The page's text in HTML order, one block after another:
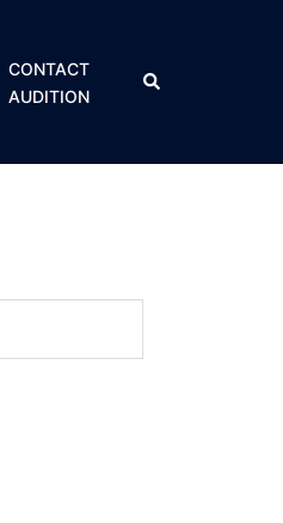
CONTACT
AUDITION